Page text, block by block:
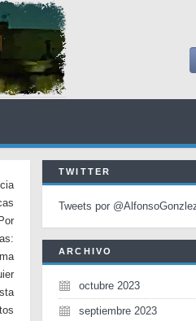
TWITTER
Tweets por
ARCHIVO
octubre 2023
septiembre 2023